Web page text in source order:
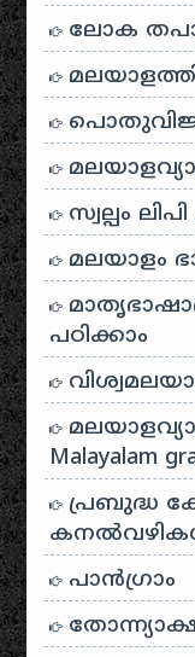
ലോക
സ്വല്പം
മലയാളം
പഠിക്കാം
Malayalam
പ്രബുദ്ധ
പാന്‍ഗ്രാം